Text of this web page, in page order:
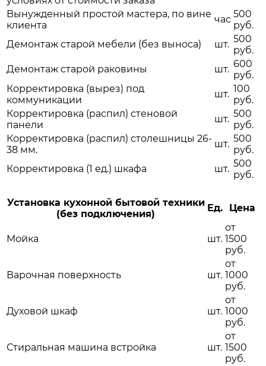
Вынужденный простой мастера, по вине
клиента
час 500
руб.
Демонтаж старой мебели (без выноса)
шт. 500
руб.
Демонтаж старой раковины
шт. 600
руб.
Корректировка (вырез) под
коммуникации
шт. 100
руб.
Корректировка (распил) стеновой
панели
шт. 500
руб.
Корректировка (распил) столешницы 26-
38 мм.
шт. 500
руб.
Корректировка (1 ед.) шкафа
шт. 500
руб.
Установка кухонной бытовой техники
(без подключения)
Ед. Цена
Мойка шт.
от
1500
руб.
Варочная поверхность шт.
от
1000
руб.
Духовой шкаф шт.
от
1000
руб.
Стиральная машина встройка шт.
от
1500
руб.